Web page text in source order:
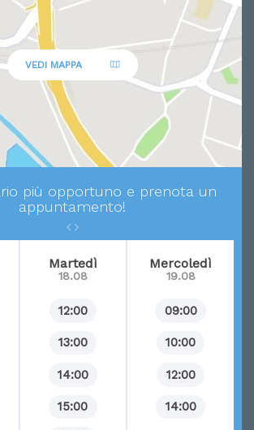
VEDI MAPPA
più opportuno e prenota un
appuntamento!
Martedì
18.08
12:00
13:00
14:00
15:00
Mercoledì
19.08
09:00
10:00
12:00
14:00